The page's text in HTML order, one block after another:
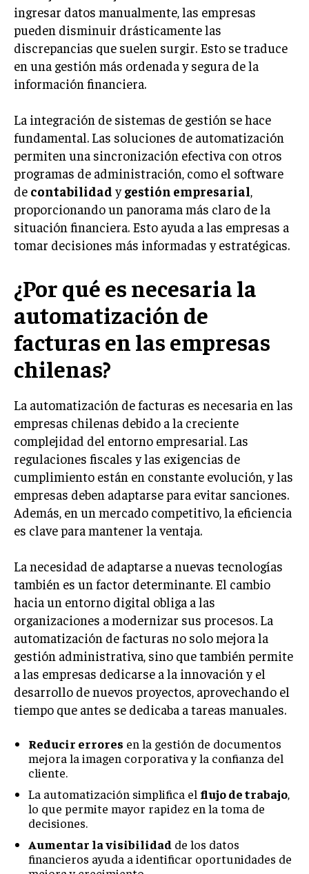
CIBERSEGURIDAD EMPRESARIAL
ESTRATEGIA
EMPRESAS FAMILIARES Y SUCESIÓN
NEGOCIACIÓN Y RESOLUCIÓN DE CONFLICTOS
DERECHO EMPRESARIAL Y REGULACIONES
ÉXITO EMPRESARIAL Y CASOS DE ESTUDIO
GOBIERNO CORPORATIVO
NEGOCIOS
ESTRATEGIAS DE NEGOCIOS
MARKETING B2B
MARKETING B2C
E-COMMERCE Y COMERCIO ELECTRÓNICO
ESTRATEGIAS DE PRICING Y GESTIÓN DE
PRECIOS
GESTIÓN DE CRISIS EMPRESARIALES
EMPRESAS Y STARTUPS TECNOLÓGICAS
GESTIÓN DE LA EXPERIENCIA DEL CLIENTE
PROYECTOS
GESTIÓN DE PROYECTOS
GESTIÓN DE OPERACIONES Y CADENA DE
SUMINISTRO
LOGÍSTICA EMPRESARIAL
CALIDAD Y MEJORA CONTINUA
RECURSOS HUMANOS Y GESTIÓN DEL
COMPENSACIÓN Y BENEFICIOS
RECLUTAMIENTO Y SELECCIÓN
DESARROLLO DE PERSONAL
GESTIÓN DEL DESEMPEÑO
CULTURA Y CLIMA ORGANIZACIONAL
ingresar datos manualmente, las empresas
pueden disminuir drásticamente las
discrepancias que suelen surgir. Esto se traduce
en una gestión más ordenada y segura de la
información financiera.
La integración de sistemas de gestión se hace
fundamental. Las soluciones de automatización
permiten una sincronización efectiva con otros
programas de administración, como el software
de contabilidad ygestión empresarial,
proporcionando un panorama más claro de la
situación financiera. Esto ayuda a las empresas a
tomar decisiones más informadas y estratégicas.
¿Por qué es necesaria la
automatización de
facturas en las empresas
chilenas?
La automatización de facturas es necesaria en las
empresas chilenas debido a la creciente
complejidad del entorno empresarial. Las
regulaciones fiscales y las exigencias de
cumplimiento están en constante evolución, y las
empresas deben adaptarse para evitar sanciones.
Además, en un mercado competitivo, la eficiencia
es clave para mantener la ventaja.
La necesidad de adaptarse a nuevas tecnologías
también es un factor determinante. El cambio
hacia un entorno digital obliga a las
organizaciones a modernizar sus procesos. La
automatización de facturas no solo mejora la
gestión administrativa, sino que también permite
a las empresas dedicarse a la innovación y el
desarrollo de nuevos proyectos, aprovechando el
tiempo que antes se dedicaba a tareas manuales.
Reducir errores en la gestión de documentos
mejora la imagen corporativa y la confianza del
cliente.
La automatización simplifica el flujo de trabajo,
lo que permite mayor rapidez en la toma de
decisiones.
Aumentar la visibilidad de los datos
financieros ayuda a identificar oportunidades de